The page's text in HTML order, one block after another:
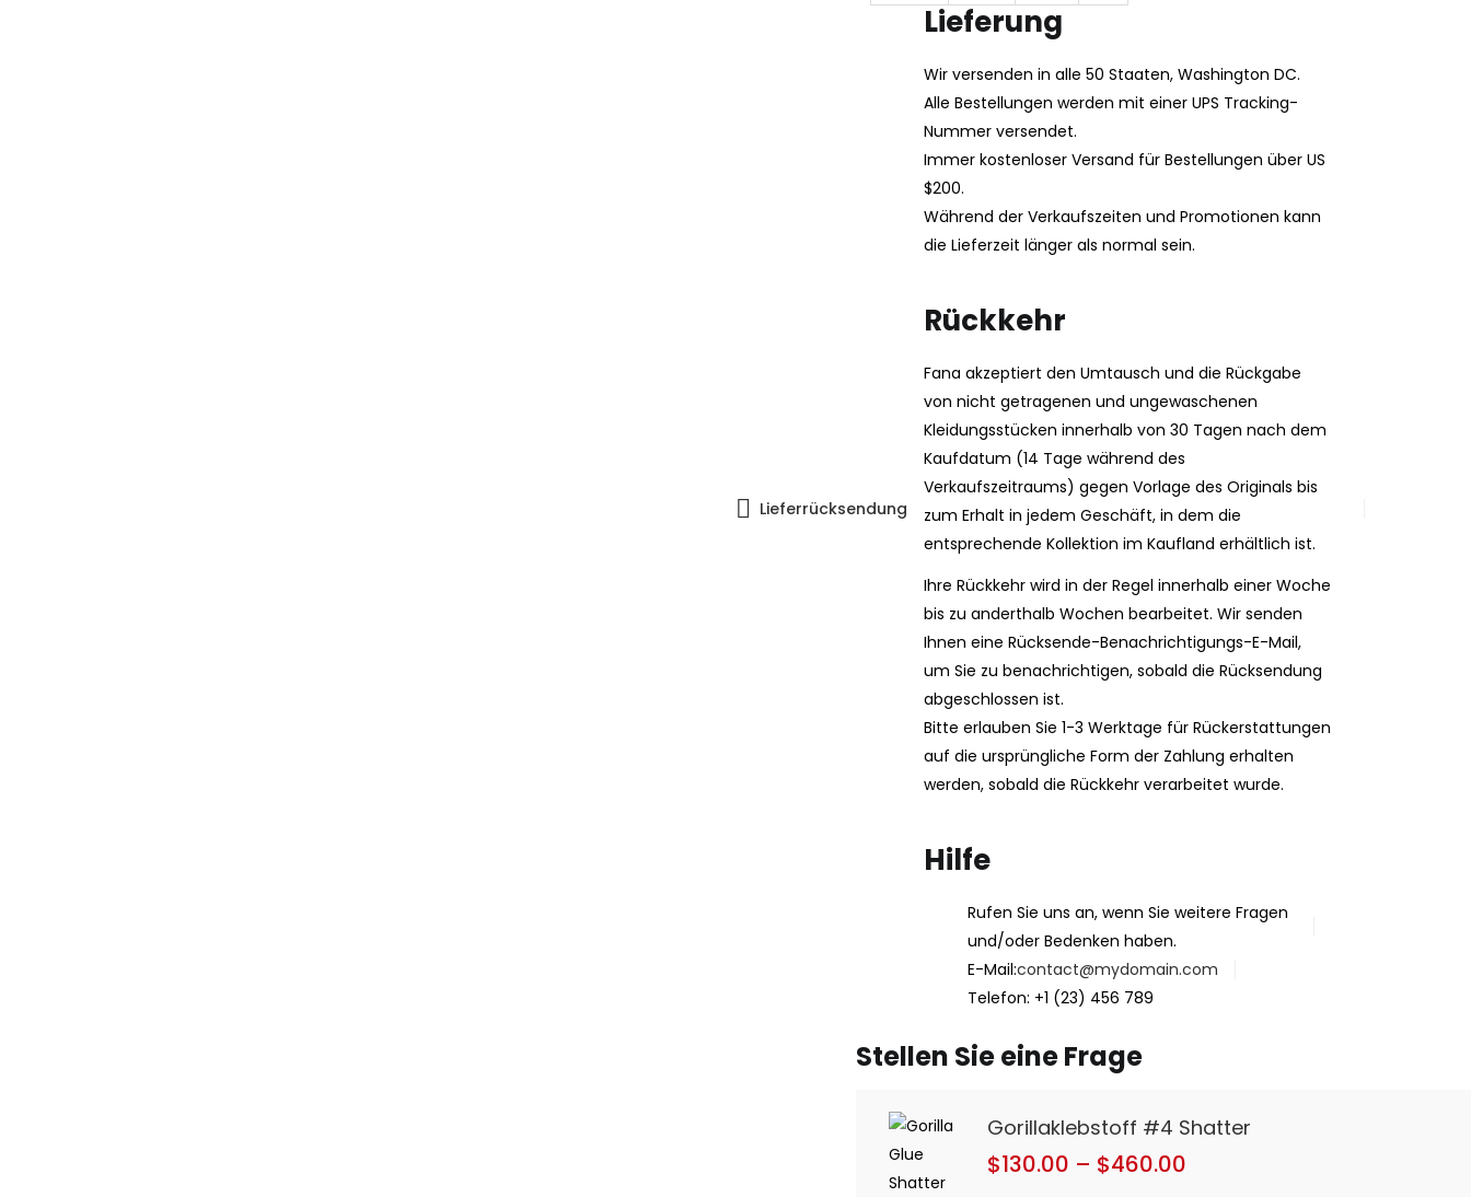
Lieferrücksendung
Lieferung
Wir versenden in alle 50 Staaten, Washington DC.
Alle Bestellungen werden mit einer UPS Tracking-
Nummer versendet.
Immer kostenloser Versand für Bestellungen über US
$200.
Während der Verkaufszeiten und Promotionen kann
die Lieferzeit länger als normal sein.
Rückkehr
Fana akzeptiert den Umtausch und die Rückgabe
von nicht getragenen und ungewaschenen
Kleidungsstücken innerhalb von 30 Tagen nach dem
Kaufdatum (14 Tage während des
Verkaufszeitraums) gegen Vorlage des Originals bis
zum Erhalt in jedem Geschäft, in dem die
entsprechende Kollektion im Kaufland erhältlich ist.
Ihre Rückkehr wird in der Regel innerhalb einer Woche
bis zu anderthalb Wochen bearbeitet. Wir senden
Ihnen eine Rücksende-Benachrichtigungs-E-Mail,
um Sie zu benachrichtigen, sobald die Rücksendung
abgeschlossen ist.
Bitte erlauben Sie 1-3 Werktage für Rückerstattungen
auf die ursprüngliche Form der Zahlung erhalten
werden, sobald die Rückkehr verarbeitet wurde.
Hilfe
Rufen Sie uns an, wenn Sie weitere Fragen
und/oder Bedenken haben.
E-Mail:contact@mydomain.com
Telefon: +1 (23) 456 789
Stellen Sie eine Frage
Gorillaklebstoff #4 Shatter
$130.00 – $460.00